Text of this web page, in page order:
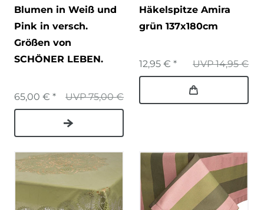
Blumen in Weiß und
Pink in versch.
Größen von
SCHÖNER LEBEN.
UVP 75,00 €
65,00 € *
Häkelspitze Amira
grün 137x180cm
UVP 14,95 €
12,95 € *